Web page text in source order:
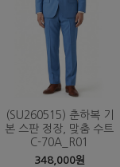
(SU260515) 춘하복 기
본 스판 정장, 맞춤 수트
C-70A_R01
348,000원